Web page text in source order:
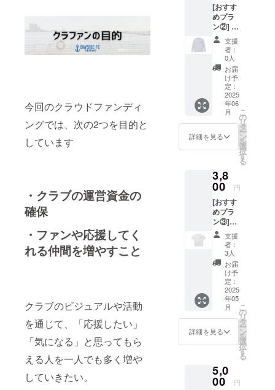
今回のクラウドファンディ
ングでは、次の2つを目的と
しています
・クラブの運営資金の
確保
・ファンや応援してく
れる仲間を増やすこと
クラブのビジュアルや活動
を通じて、「応援したい」
「気になる」と思ってもら
える人を一人でも多く増や
していきたい。
[おすす
めプラ
ン②] ロ
ングT
シャツ
支援
者：
0人
お届
け予
定：
2025
年06
月
詳細を見る
こ
の
リ
タ
ー
ン
を
選
択
す
る
3,8
00 円
[おすす
めプラ
ン③]
オー
バーサ
イズT
シャツ
支援
者：
3人
お届
け予
定：
2025
年05
月
詳細を見る
こ
の
リ
タ
ー
ン
を
選
択
す
る
5,0
00 円